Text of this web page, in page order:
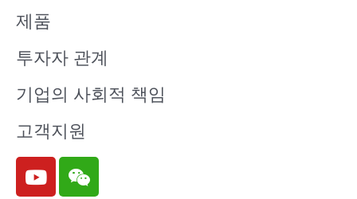
제품
투자자 관계
기업의 사회적 책임
고객지원
Y
o
W
e